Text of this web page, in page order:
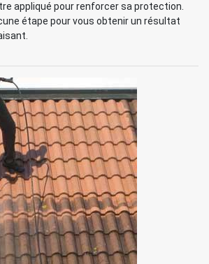
appliqué pour renforcer sa protection.
étape pour vous obtenir un résultat